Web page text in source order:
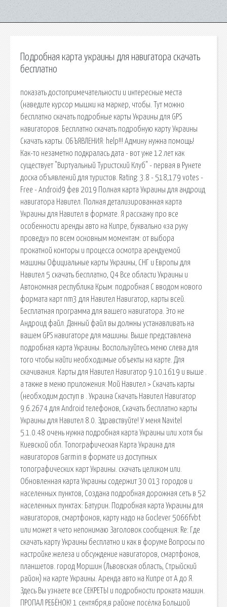
Подробная карта украины для навигатора скачать
бесплатно
показать достопримечательности и интересные места
(наведите курсор мышки на маркер, чтобы. Тут можно
бесплатно скачать подробные карты Украины для GPS
навигаторов. Бесплатно скачать подробную карту Украины
Скачать карты. ОБЪЯВЛЕНИЯ: help!!! Админу нужна помощь!
Как-то незаметно подкралась дата - вот уже 12 лет как
существует "Виртуальный Туристский Клуб" - первая в Рунете
доска объявлений для туристов. Rating: 3.8 - 518,179 votes -
Free - Android9 фев 2019 Полная карта Украины для андроид
навигатора Навител. Полная детализированная карта
Украины для Навител в формате. Я расскажу про все
особенности аренды авто на Кипре, буквально «за руку
проведу» по всем основным моментам: от выбора
прокатной конторы и процесса осмотра арендуемой
машины Официальные карты Украины, СНГ и Европы для
Навител 5 скачать бесплатно, Q4 Все области Украины и
Автономная республика Крым: подробная С вводом нового
формата карт nm3 для Навител Навигатор, карты всей.
Бесплатная программа для вашего навигатора. Это не
Андроид файл. Данный файл вы должны устанавливать на
вашем GPS навигаторе для машины. Выше представлена
подробная карта Украины. Воспользуйтесь меню слева для
того чтобы найти необходимые объекты на карте. Для
скачивания. Карты для Навител Навигатор 9.10.1619 и выше .
а также в меню приложения: Мой Навител > Скачать карты
(необходим доступ в . Украина Скачать Навител Навигатор
9.6.2674 для Android телефонов, Скачать бесплатно карты
Украины для Навител 8.0. Здравствуйте! У меня Navitel
5.1.0.48 очень нужна подробная карта Украины или хотя бы
Киевской обл. Топографическая Карта Украина для
навигаторов Garmin в формате из доступных
топографических карт Украины. скачать целиком или.
Обновленная карта Украины содержит 30 013 городов и
населенных пунктов, Создана подробная дорожная сеть в 52
населенных пунктах: Батурин. Подробная карта Украины для
навигаторов, смартфонов, карту надо на Goclever 5066fvbt
или может я чето непонимаю Заголовок сообщения: Re: Где
скачать карту Украины бесплатно и как в форуме Вопросы по
настройке железа и обсуждение навигаторов, смартфонов,
планшетов. город Моршин (Львовская область, Стрыйский
район) на карте Украины. Аренда авто на Кипре от А до Я.
Здесь Вы узнаете все СЕКРЕТЫ и подробности проката машин.
ПРОПАЛ РЕБЁНОК! 1 сентября,в районе посёлка Большой